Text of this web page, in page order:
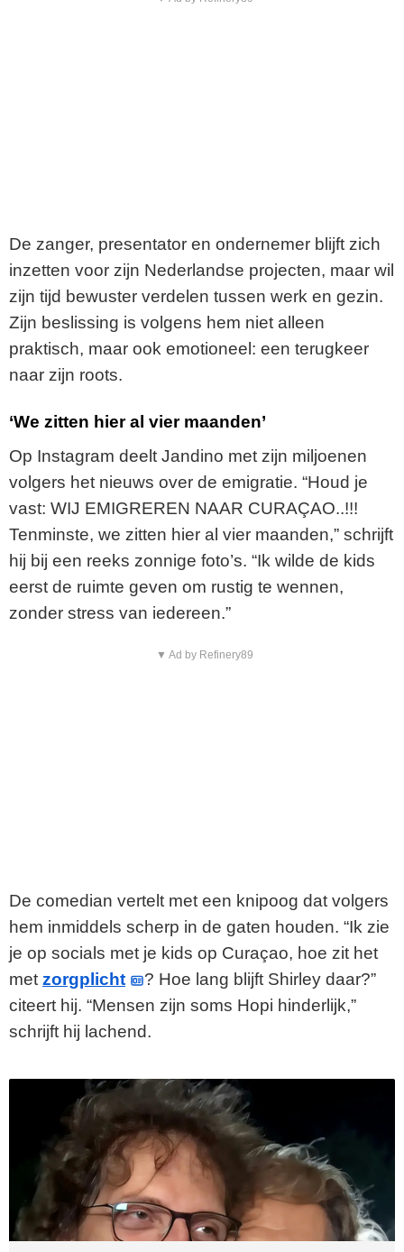
De zanger, presentator en ondernemer blijft zich
inzetten voor zijn Nederlandse projecten, maar wil
zijn tijd bewuster verdelen tussen werk en gezin.
Zijn beslissing is volgens hem niet alleen
praktisch, maar ook emotioneel: een terugkeer
naar zijn roots.
‘We zitten hier al vier maanden’
Op Instagram deelt Jandino met zijn miljoenen
volgers het nieuws over de emigratie. “Houd je
vast: WIJ EMIGREREN NAAR CURAÇAO..!!!
Tenminste, we zitten hier al vier maanden,” schrijft
hij bij een reeks zonnige foto’s. “Ik wilde de kids
eerst de ruimte geven om rustig te wennen,
zonder stress van iedereen.”
▼ Ad by Refinery89
De comedian vertelt met een knipoog dat volgers
hem inmiddels scherp in de gaten houden. “Ik zie
je op socials met je kids op Curaçao, hoe zit het
met zorgplicht
? Hoe lang blijft Shirley daar?”
citeert hij. “Mensen zijn soms Hopi hinderlijk,”
schrijft hij lachend.